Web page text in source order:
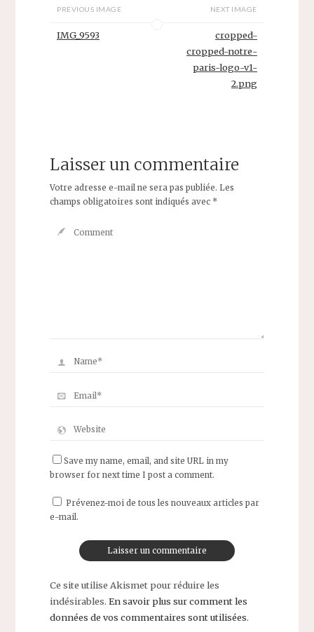
PREVIOUS IMAGE
IMG_9593
NEXT IMAGE
cropped-
cropped-notre-
paris-logo-v1-
2.png
Laisser un commentaire
Votre adresse e-mail ne sera pas publiée. Les
champs obligatoires sont indiqués avec *
Save my name, email, and site URL in my
browser for next time I post a comment.
Prévenez-moi de tous les nouveaux articles par
e-mail.
Ce site utilise Akismet pour réduire les
indésirables. En savoir plus sur comment les
données de vos commentaires sont utilisées.